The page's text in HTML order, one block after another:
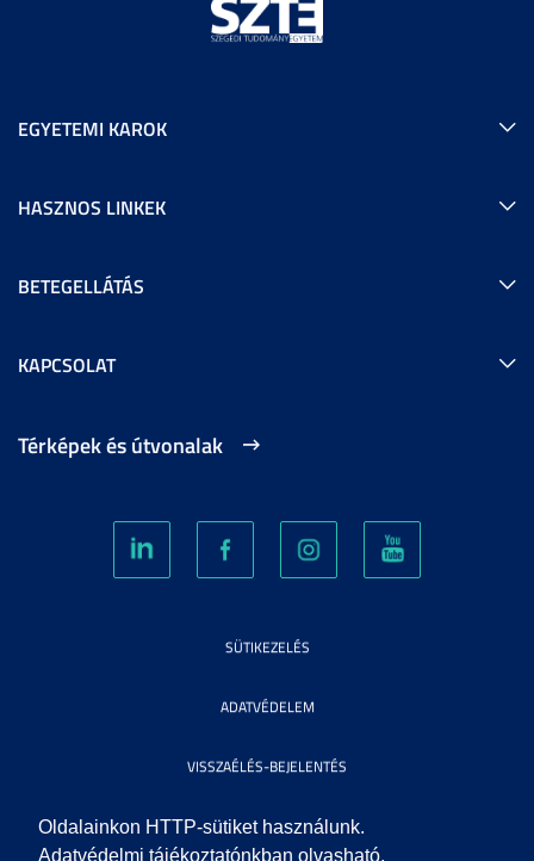
Oldalainkon HTTP-sütiket használunk.
Adatvédelmi tájékoztatónkban olvasható,
EGYETEMI KAROK
HASZNOS LINKEK
BETEGELLÁTÁS
KAPCSOLAT
Térképek és útvonalak
SÜTIKEZELÉS
ADATVÉDELEM
VISSZAÉLÉS-BEJELENTÉS
KÖZÉRDEKŰ ADATOK